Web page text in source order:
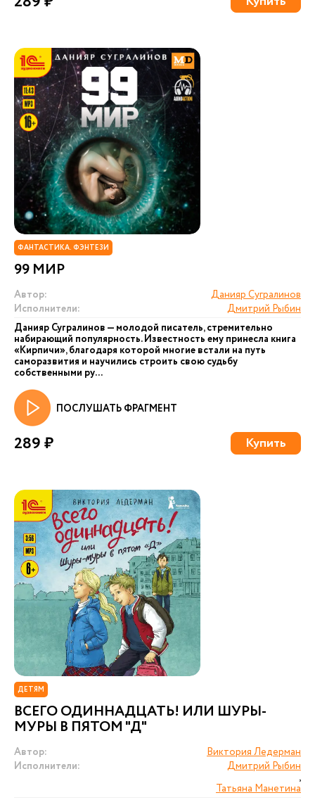
ФАНТАСТИКА. ФЭНТЕЗИ
99 МИР
Автор:
Данияр Сугралинов
Исполнители:
Дмитрий Рыбин
Данияр Сугралинов — молодой писатель, стремительно
набирающий популярность. Известность ему принесла книга
«Кирпичи», благодаря которой многие встали на путь
саморазвития и научились строить свою судьбу
собственными ру...
ПОСЛУШАТЬ ФРАГМЕНТ
289 ₽ Купить
ДЕТЯМ
ВСЕГО ОДИННАДЦАТЬ! ИЛИ ШУРЫ-
МУРЫ В ПЯТОМ "Д"
Автор:
Виктория Ледерман
Исполнители:
Дмитрий Рыбин
,
Татьяна Манетина